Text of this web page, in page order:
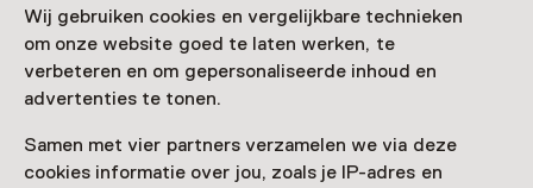
Wij gebruiken cookies en vergelijkbare technieken
om onze website goed te laten werken, te
verbeteren en om gepersonaliseerde inhoud en
advertenties te tonen.
Samen met vier partners verzamelen we via deze
cookies informatie over jou, zoals je IP-adres en
022 - 77 45 764
Vandaag open tot 17:30 uur
Meer openingstijden